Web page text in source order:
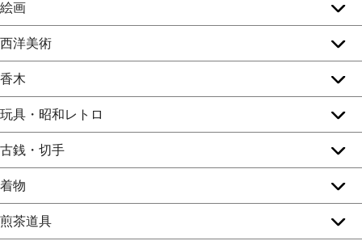
絵画
西洋美術
香木
玩具・昭和レトロ
古銭・切手
着物
煎茶道具